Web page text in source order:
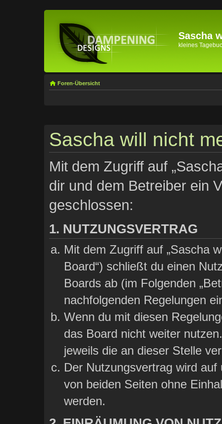
Sascha
kleines
Foren-Übersicht
Sascha will nicht
Mit dem Zugriff auf
dir und dem Betreiber ein
geschlossen:
1. NUTZUNGSVERTRAG
Mit dem Zugriff auf „Sascha
Board“) schließt du einen
Boards ab (im Folgenden
nachfolgenden Regelungen
Wenn du mit diesen
das Board nicht weiter
jeweils die an dieser Stelle
Der Nutzungsvertrag wird
von beiden Seiten ohne
werden.